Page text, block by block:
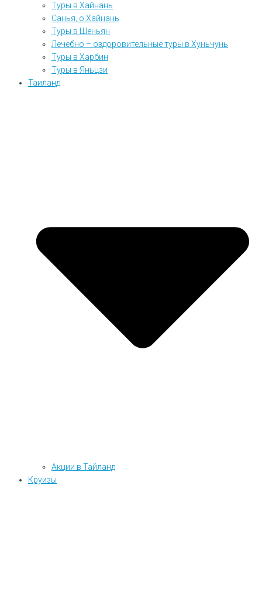
Туры в Хайнань
Санья, о.Хайнань
Туры в Шеньян
Лечебно – оздоровительные туры в Хуньчунь
Туры в Харбин
Туры в Яньцзи
Таиланд
Акции в Тайланд
Круизы